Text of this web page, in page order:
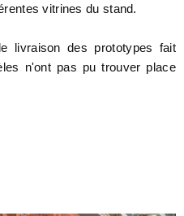
vitrines du stand.
livraison des prototypes fait
n'ont pas pu trouver place